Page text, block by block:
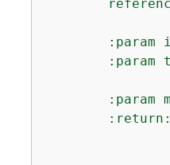
:param
:param
:param